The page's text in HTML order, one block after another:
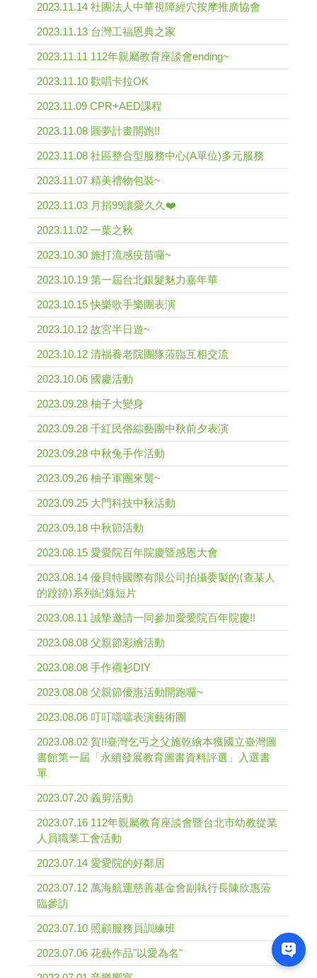
2023.11.14 社團法人中華視障經穴按摩推廣協會
2023.11.13 台灣工福恩典之家
2023.11.11 112年親屬教育座談會ending~
2023.11.10 歡唱卡拉OK
2023.11.09 CPR+AED課程
2023.11.08 圓夢計畫開跑!!
2023.11.08 社區整合型服務中心(A單位)多元服務
2023.11.07 精美禮物包裝~
2023.11.03 月捐99讓愛久久❤️
2023.11.02 一葉之秋
2023.10.30 施打流感疫苗囉~
2023.10.19 第一屆台北銀髮魅力嘉年華
2023.10.15 快樂歌手樂團表演
2023.10.12 故宮半日遊~
2023.10.12 清福養老院團隊蒞臨互相交流
2023.10.06 國慶活動
2023.09.28 柚子大變身
2023.09.28 千紅民俗綜藝團中秋前夕表演
2023.09.28 中秋兔手作活動
2023.09.26 柚子軍團來襲~
2023.09.25 大門科技中秋活動
2023.09.18 中秋節活動
2023.08.15 愛愛院百年院慶暨感恩大會
2023.08.14 優貝特國際有限公司拍攝委製的⟨查某人
的跤跡⟩系列紀錄短片
2023.08.11 誠摯邀請一同參加愛愛院百年院慶!!
2023.08.08 父親節彩繪活動
2023.08.08 手作襯衫DIY
2023.08.08 父親節優惠活動開跑囉~
2023.08.06 叮叮噹噹表演藝術團
2023.08.02 賀!!臺灣乞丐之父施乾繪本獲國立臺灣圖
書館第一屆「永續發展教育圖書資料評選」入選書
單
2023.07.20 義剪活動
2023.07.16 112年親屬教育座談會暨台北市幼教從業
人員職業工會活動
2023.07.14 愛愛院的好鄰居
2023.07.12 萬海航運慈善基金會副執行長陳欣惠蒞
臨參訪
2023.07.10 照顧服務員訓練班
2023.07.06 花藝作品"以愛為名"